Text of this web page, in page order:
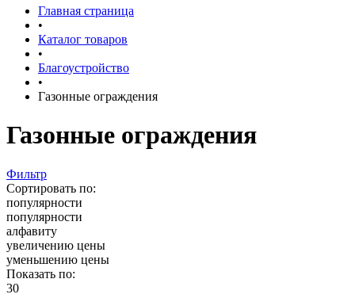
Главная страница
•
Каталог товаров
•
Благоустройство
•
Газонные ограждения
Газонные ограждения
Фильтр
Сортировать по:
популярности
популярности
алфавиту
увеличению цены
уменьшению цены
Показать по:
30